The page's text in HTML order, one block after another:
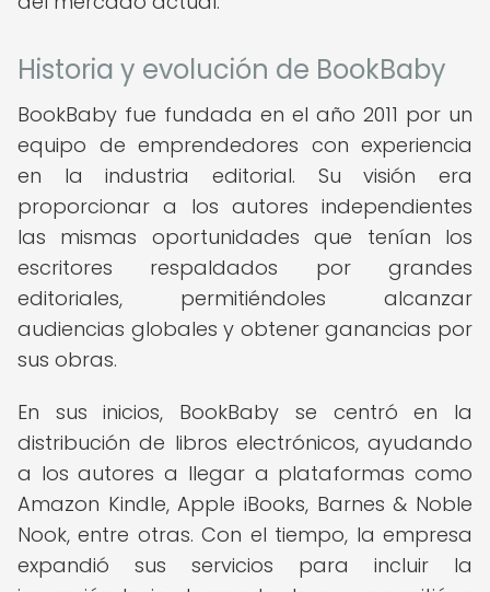
Historia y evolución de BookBaby
BookBaby fue fundada en el año 2011 por un
equipo de emprendedores con experiencia
en la industria editorial. Su visión era
proporcionar a los autores independientes
las mismas oportunidades que tenían los
escritores respaldados por grandes
editoriales, permitiéndoles alcanzar
audiencias globales y obtener ganancias por
sus obras.
En sus inicios, BookBaby se centró en la
distribución de libros electrónicos, ayudando
a los autores a llegar a plataformas como
Amazon Kindle, Apple iBooks, Barnes & Noble
Nook, entre otras. Con el tiempo, la empresa
expandió sus servicios para incluir la